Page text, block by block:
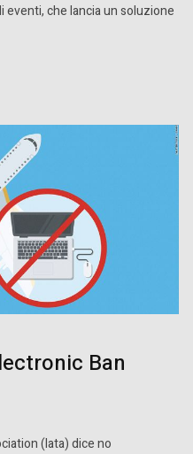
eventi, che lancia un soluzione
Ban
(Iata) dice no